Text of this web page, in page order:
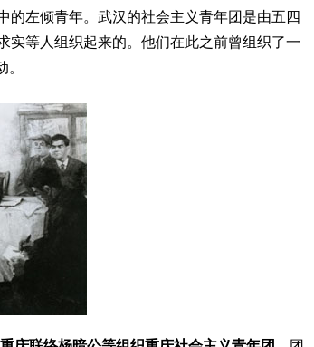
的左倾青年。武汉的社会主义青年团是由五四
实等人组织起来的。他们在此之前曾组织了一